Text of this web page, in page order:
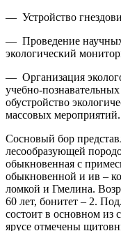
— Устройство
— Проведение
экологический
— Организация
учебно-
обустройство
массовых мероприятий.
Сосновый бор
лесообразующей
обыкновенная с
обыкновенной и ив –
ломкой и Гмелина.
60 лет, бонитет – 2.
состоит в основном из
ярусе отмечены